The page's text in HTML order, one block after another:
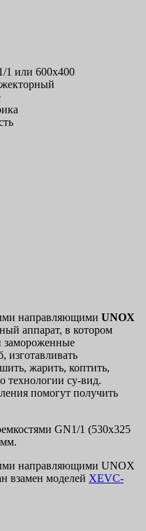
1 или 600х400
направляющими UNOX
аппарат, в котором
замороженные
изготавливать
жарить, коптить,
технологии су-вид.
помогут получить
GN1/1 (530х325
направляющими UNOX
взамен моделей XEVC-